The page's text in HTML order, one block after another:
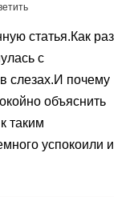
статья.Как раз
с
слезах.И почему
объяснить
таким
успокоили и